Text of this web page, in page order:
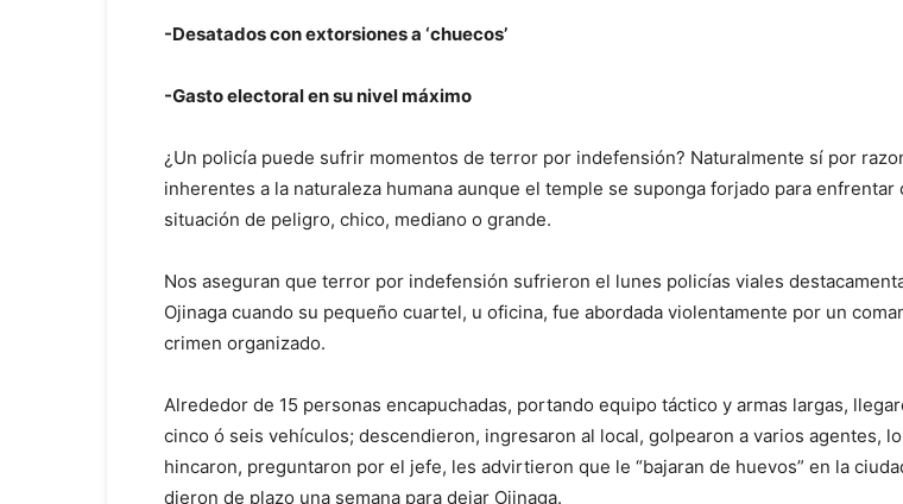
-Desatados con extorsiones a ‘chuecos’
-Gasto electoral en su nivel máximo
¿Un policía puede sufrir momentos de terror por indefensión? Naturalmente sí por
inherentes a la naturaleza humana aunque el temple se suponga forjado para enfrentar
situación de peligro, chico, mediano o grande.
Nos aseguran que terror por indefensión sufrieron el lunes policías viales
Ojinaga cuando su pequeño cuartel, u oficina, fue abordada violentamente por un
crimen organizado.
Alrededor de 15 personas encapuchadas, portando equipo táctico y armas largas,
cinco ó seis vehículos; descendieron, ingresaron al local, golpearon a varios agentes,
hincaron, preguntaron por el jefe, les advirtieron que le “bajaran de huevos” en la
dieron de plazo una semana para dejar Ojinaga.